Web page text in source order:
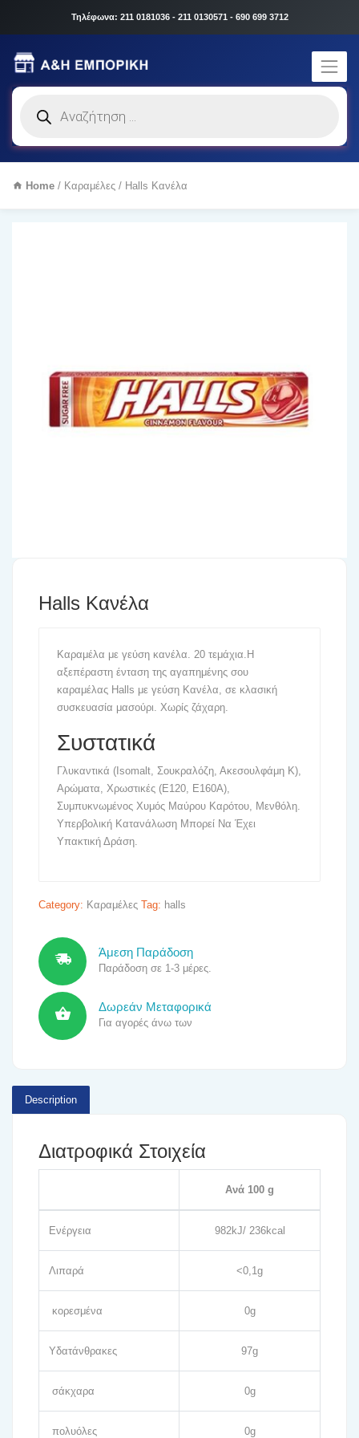
Τηλέφωνα: 211 0181036 - 211 0130571 - 690 699 3712
search
Home / Καραμέλες / Halls Κανέλα
Halls Κανέλα
Καραμέλα με γεύση κανέλα. 20 τεμάχια.Η
αξεπέραστη ένταση της αγαπημένης σου
καραμέλας Halls με γεύση Κανέλα, σε κλασική
συσκευασία μασούρι. Χωρίς ζάχαρη.
Συστατικά
Γλυκαντικά (Isomalt, Σουκραλόζη, Ακεσουλφάμη K),
Αρώματα, Χρωστικές (E120, E160A),
Συμπυκνωμένος Χυμός Μαύρου Καρότου, Μενθόλη.
Υπερβολική Κατανάλωση Μπορεί Να Έχει
Υπακτική Δράση.
Category: Καραμέλες Tag: halls
Άμεση Παράδοση
Παράδοση σε 1-3 μέρες.
Δωρεάν Μεταφορικά
Για αγορές άνω των
Description
Διατροφικά Στοιχεία
Ανά 100 g
Ενέργεια 982kJ/ 236kcal
Λιπαρά <0,1g
κορεσμένα 0g
Υδατάνθρακες 97g
σάκχαρα 0g
πολυόλες 0g